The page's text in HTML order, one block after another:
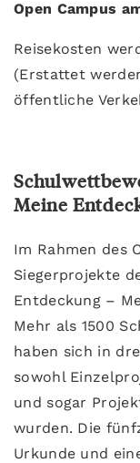
Open Campus
Reisekosten
(Erstattet
öffentliche
Meine
Im Rahmen des
Siegerprojekte
Entdeckung –
Mehr als 1500
haben sich in
sowohl
und sogar
wurden. Die
Urkunde und